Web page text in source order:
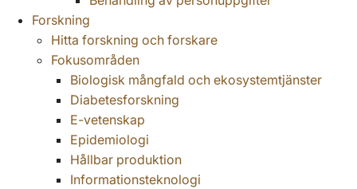
Forskning
Hitta forskning och forskare
Fokusområden
Biologisk mångfald och ekosystemtjänster
Diabetesforskning
E-vetenskap
Epidemiologi
Hållbar produktion
Informationsteknologi